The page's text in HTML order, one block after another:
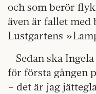
och som berör
även är fallet
Lustgartens
– Sedan ska
för första gången
– det är jag